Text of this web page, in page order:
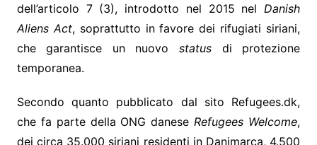
dell’articolo 7 (3), introdotto nel 2015 nel Danish
Aliens Act, soprattutto in favore dei rifugiati siriani,
che garantisce un nuovostatus di protezione
temporanea.
Secondo quanto pubblicato dal sito Refugees.dk,
che fa parte della ONG danese Refugees Welcome,
dei circa 35.000 siriani residenti in Danimarca, 4.500